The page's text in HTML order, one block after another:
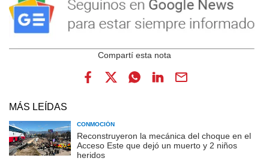
MÁS LEÍDAS
CONMOCIÓN
Reconstruyeron la mecánica del choque en el
Acceso Este que dejó un muerto y 2 niños
heridos